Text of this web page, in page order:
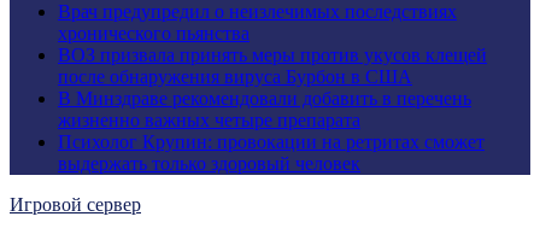
Врач предупредил о неизлечимых последствиях
хронического пьянства
ВОЗ призвала принять меры против укусов клещей
после обнаружения вируса Бурбон в США
В Минздраве рекомендовали добавить в перечень
жизненно важных четыре препарата
Психолог Крупин: провокации на ретритах сможет
выдержать только здоровый человек
Игровой сервер